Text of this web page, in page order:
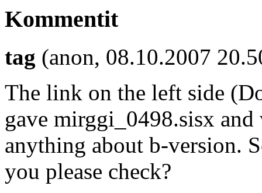
Kommentit
tag (anon, 08.10.2007
The link on the left side
gave mirggi_0498.sisx
anything about b-version.
you please check?